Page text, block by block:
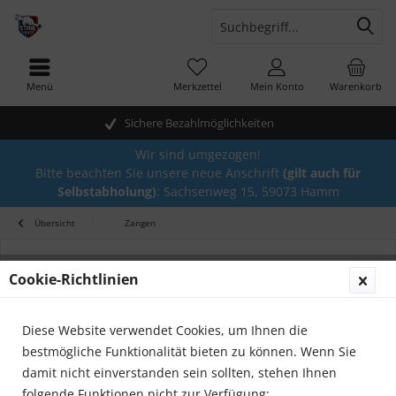
Sichere Bezahlmöglichkeiten
Warenkorb
Merkzettel Mein Konto
Menü
Wir sind umgezogen!
Bitte beachten Sie unsere neue Anschrift (gilt auch für
Selbstabholung): Sachsenweg 15, 59073 Hamm
Übersicht Zangen
Cookie-Richtlinien
Diese Website verwendet Cookies, um Ihnen die
bestmögliche Funktionalität bieten zu können. Wenn Sie
damit nicht einverstanden sein sollten, stehen Ihnen